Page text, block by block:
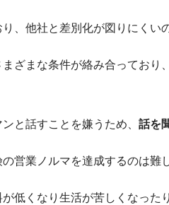
、他社と差別化が図りにくい
ざまな条件が絡み合ってお
と話すことを嫌うため、 話を
営業ノルマを達成するのは難
低くなり生活が苦しくなっ